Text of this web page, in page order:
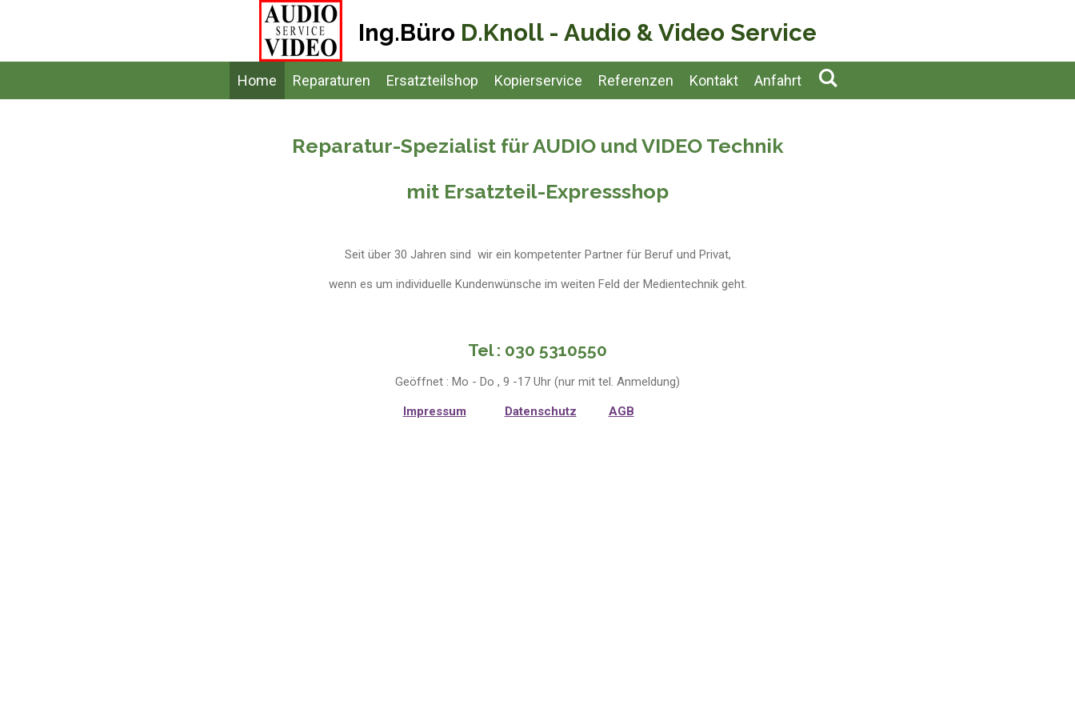
Ing.Büro D.Knoll - Audio & Video Service
Home Reparaturen Ersatzteilshop Kopierservice Referenzen Kontakt Anfahrt
Reparatur-Spezialist für AUDIO und VIDEO Technik
mit Ersatzteil-Expressshop
Seit über 30 Jahren sind wir ein kompetenter Partner für Beruf und Privat,
wenn es um individuelle Kundenwünsche im weiten Feld der Medientechnik geht.
Tel : 030 5310550
Geöffnet : Mo - Do , 9 -17 Uhr (nur mit tel. Anmeldung)
Impressum Datenschutz AGB